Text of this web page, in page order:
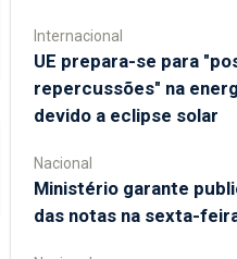
Internacional
UE prepara-se para
repercussões" na
devido a eclipse solar
Nacional
Ministério garante
das notas na sexta-